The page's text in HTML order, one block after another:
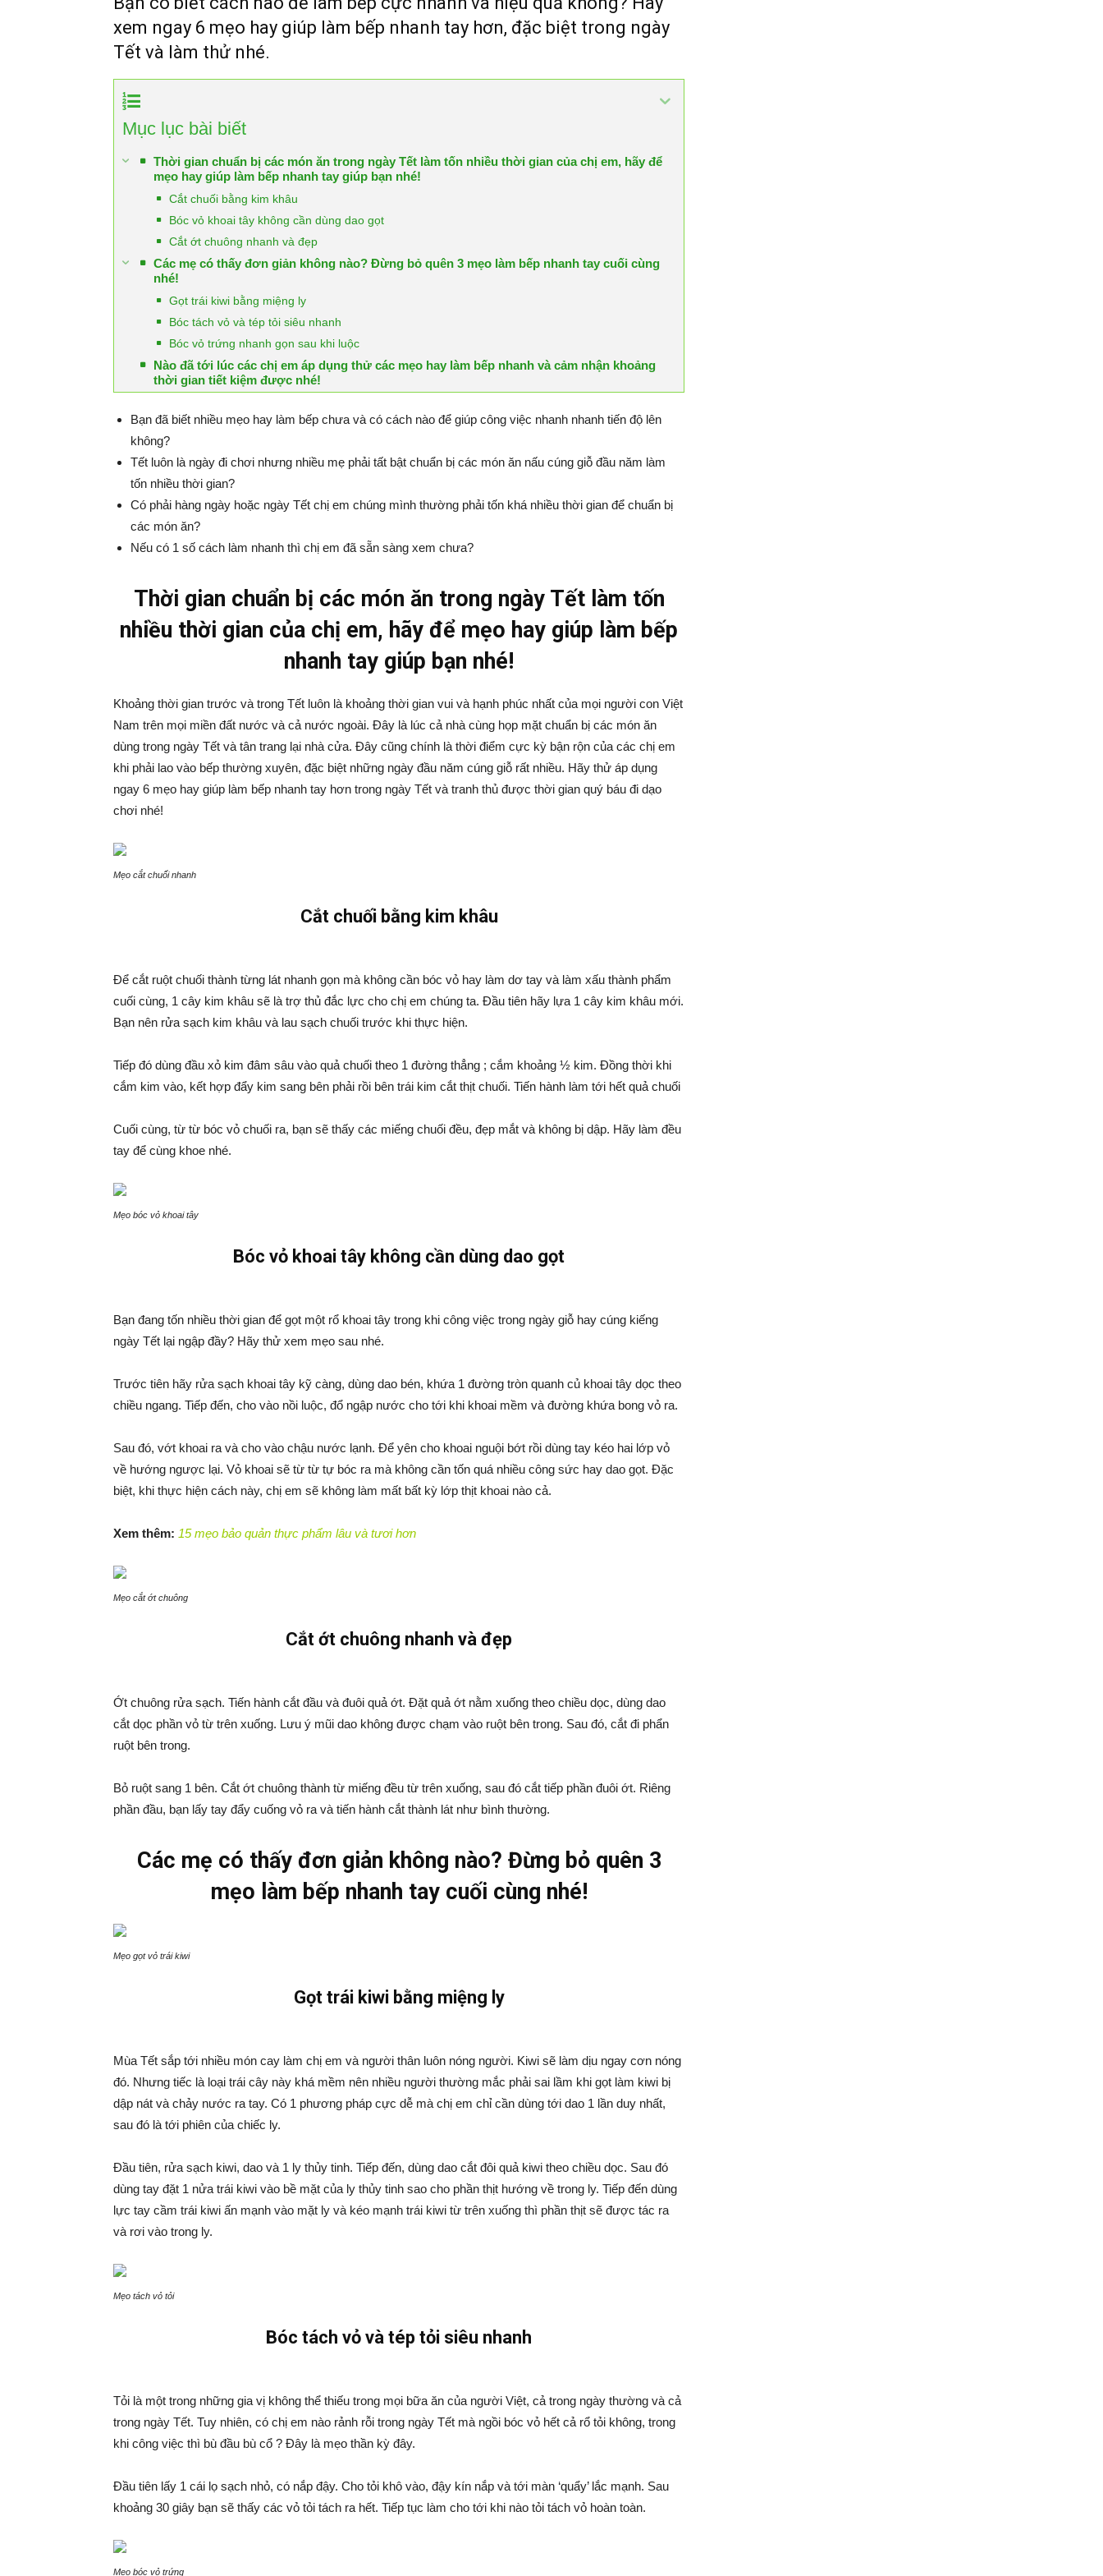
xem ngay 6 mẹo hay giúp làm bếp nhanh tay hơn, đặc biệt trong ngày
Tết và làm thử nhé.
Mục lục bài biết
Thời gian chuẩn bị các món ăn trong ngày Tết làm tốn nhiều thời gian của chị em, hãy để
mẹo hay giúp làm bếp nhanh tay giúp bạn nhé!
Cắt chuối bằng kim khâu
Bóc vỏ khoai tây không cần dùng dao gọt
Cắt ớt chuông nhanh và đẹp
Các mẹ có thấy đơn giản không nào? Đừng bỏ quên 3 mẹo làm bếp nhanh tay cuối cùng
nhé!
Gọt trái kiwi bằng miệng ly
Bóc tách vỏ và tép tỏi siêu nhanh
Bóc vỏ trứng nhanh gọn sau khi luộc
Nào đã tới lúc các chị em áp dụng thử các mẹo hay làm bếp nhanh và cảm nhận khoảng
thời gian tiết kiệm được nhé!
Bạn đã biết nhiều mẹo hay làm bếp chưa và có cách nào để giúp công việc nhanh nhanh tiến độ lên
không?
Tết luôn là ngày đi chơi nhưng nhiều mẹ phải tất bật chuẩn bị các món ăn nấu cúng giỗ đầu năm làm
tốn nhiều thời gian?
Có phải hàng ngày hoặc ngày Tết chị em chúng mình thường phải tốn khá nhiều thời gian để chuẩn bị
các món ăn?
Nếu có 1 số cách làm nhanh thì chị em đã sẵn sàng xem chưa?
Thời gian chuẩn bị các món ăn trong ngày Tết làm tốn
nhiều thời gian của chị em, hãy để mẹo hay giúp làm bếp
nhanh tay giúp bạn nhé!
Khoảng thời gian trước và trong Tết luôn là khoảng thời gian vui và hạnh phúc nhất của mọi người con Việt
Nam trên mọi miền đất nước và cả nước ngoài. Đây là lúc cả nhà cùng họp mặt chuẩn bị các món ăn
dùng trong ngày Tết và tân trang lại nhà cửa. Đây cũng chính là thời điểm cực kỳ bận rộn của các chị em
khi phải lao vào bếp thường xuyên, đặc biệt những ngày đầu năm cúng giỗ rất nhiều. Hãy thử áp dụng
ngay 6 mẹo hay giúp làm bếp nhanh tay hơn trong ngày Tết và tranh thủ được thời gian quý báu đi dạo
chơi nhé!
Mẹo cắt chuối nhanh
Cắt chuối bằng kim khâu
Để cắt ruột chuối thành từng lát nhanh gọn mà không cần bóc vỏ hay làm dơ tay và làm xấu thành phẩm
cuối cùng, 1 cây kim khâu sẽ là trợ thủ đắc lực cho chị em chúng ta. Đầu tiên hãy lựa 1 cây kim khâu mới.
Bạn nên rửa sạch kim khâu và lau sạch chuối trước khi thực hiện.
Tiếp đó dùng đầu xỏ kim đâm sâu vào quả chuối theo 1 đường thẳng ; cắm khoảng ½ kim. Đồng thời khi
cắm kim vào, kết hợp đẩy kim sang bên phải rồi bên trái kim cắt thịt chuối. Tiến hành làm tới hết quả chuối
Cuối cùng, từ từ bóc vỏ chuối ra, bạn sẽ thấy các miếng chuối đều, đẹp mắt và không bị dập. Hãy làm đều
tay để cùng khoe nhé.
Mẹo bóc vỏ khoai tây
Bóc vỏ khoai tây không cần dùng dao gọt
Bạn đang tốn nhiều thời gian để gọt một rổ khoai tây trong khi công việc trong ngày giỗ hay cúng kiếng
ngày Tết lại ngập đầy? Hãy thử xem mẹo sau nhé.
Trước tiên hãy rửa sạch khoai tây kỹ càng, dùng dao bén, khứa 1 đường tròn quanh củ khoai tây dọc theo
chiều ngang. Tiếp đến, cho vào nồi luộc, đổ ngập nước cho tới khi khoai mềm và đường khứa bong vỏ ra.
Sau đó, vớt khoai ra và cho vào chậu nước lạnh. Để yên cho khoai nguội bớt rồi dùng tay kéo hai lớp vỏ
về hướng ngược lại. Vỏ khoai sẽ từ từ tự bóc ra mà không cần tốn quá nhiều công sức hay dao gọt. Đặc
biệt, khi thực hiện cách này, chị em sẽ không làm mất bất kỳ lớp thịt khoai nào cả.
Xem thêm: 15 mẹo bảo quản thực phẩm lâu và tươi hơn
Mẹo cắt ớt chuông
Cắt ớt chuông nhanh và đẹp
Ớt chuông rửa sạch. Tiến hành cắt đầu và đuôi quả ớt. Đặt quả ớt nằm xuống theo chiều dọc, dùng dao
cắt dọc phần vỏ từ trên xuống. Lưu ý mũi dao không được chạm vào ruột bên trong. Sau đó, cắt đi phẩn
ruột bên trong.
Bỏ ruột sang 1 bên. Cắt ớt chuông thành từ miếng đều từ trên xuống, sau đó cắt tiếp phần đuôi ớt. Riêng
phần đầu, bạn lấy tay đẩy cuống vỏ ra và tiến hành cắt thành lát như bình thường.
Các mẹ có thấy đơn giản không nào? Đừng bỏ quên 3
mẹo làm bếp nhanh tay cuối cùng nhé!
Mẹo gọt vỏ trái kiwi
Gọt trái kiwi bằng miệng ly
Mùa Tết sắp tới nhiều món cay làm chị em và người thân luôn nóng người. Kiwi sẽ làm dịu ngay cơn nóng
đó. Nhưng tiếc là loại trái cây này khá mềm nên nhiều người thường mắc phải sai lầm khi gọt làm kiwi bị
dập nát và chảy nước ra tay. Có 1 phương pháp cực dễ mà chị em chỉ cần dùng tới dao 1 lần duy nhất,
sau đó là tới phiên của chiếc ly.
Đầu tiên, rửa sạch kiwi, dao và 1 ly thủy tinh. Tiếp đến, dùng dao cắt đôi quả kiwi theo chiều dọc. Sau đó
dùng tay đặt 1 nửa trái kiwi vào bề mặt của ly thủy tinh sao cho phần thịt hướng về trong ly. Tiếp đến dùng
lực tay cầm trái kiwi ấn mạnh vào mặt ly và kéo mạnh trái kiwi từ trên xuống thì phần thịt sẽ được tác ra
và rơi vào trong ly.
Mẹo tách vỏ tỏi
Bóc tách vỏ và tép tỏi siêu nhanh
Tỏi là một trong những gia vị không thể thiếu trong mọi bữa ăn của người Việt, cả trong ngày thường và cả
trong ngày Tết. Tuy nhiên, có chị em nào rảnh rỗi trong ngày Tết mà ngồi bóc vỏ hết cả rổ tỏi không, trong
khi công việc thì bù đầu bù cổ ? Đây là mẹo thần kỳ đây.
Đầu tiên lấy 1 cái lọ sạch nhỏ, có nắp đậy. Cho tỏi khô vào, đậy kín nắp và tới màn ‘quẩy’ lắc mạnh. Sau
khoảng 30 giây bạn sẽ thấy các vỏ tỏi tách ra hết. Tiếp tục làm cho tới khi nào tỏi tách vỏ hoàn toàn.
Mẹo bóc vỏ trứng